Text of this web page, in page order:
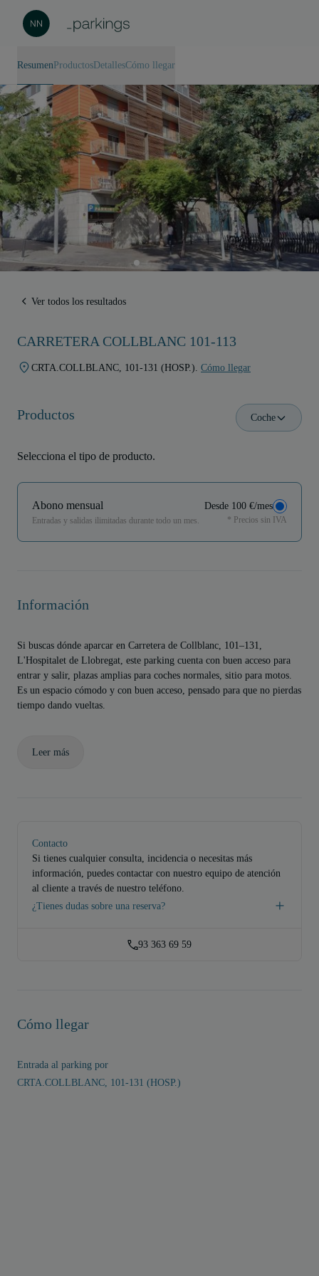
Resumen Productos DetallesCómo llegar
Ver todos los resultados
CARRETERA COLLBLANC 101-113
CRTA.COLLBLANC, 101-131 (HOSP.). Cómo llegar
Productos
Selecciona el tipo de producto.
Coche
Abono mensual
Entradas y salidas ilimitadas durante todo un mes.
Desde 100 €/mes
* Precios sin IVA
Información
Si buscas dónde aparcar en Carretera de Collblanc, 101–131,
L'Hospitalet de Llobregat, este parking cuenta con buen acceso para
entrar y salir, plazas amplias para coches normales, sitio para motos.
Es un espacio cómodo y con buen acceso, pensado para que no pierdas
tiempo dando vueltas.
Leer más
Contacto
Si tienes cualquier consulta, incidencia o necesitas más
información, puedes contactar con nuestro equipo de atención
al cliente a través de nuestro teléfono.
¿Tienes dudas sobre una reserva?
93 363 69 59
Cómo llegar
Entrada al parking por
CRTA.COLLBLANC, 101-131 (HOSP.)